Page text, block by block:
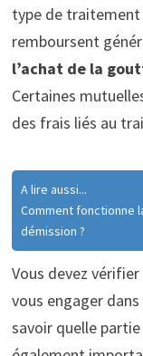
type de
remboursent
l’achat de la
Certaines
des frais liés au
A lire aussi...
Comment fonctionne
démission ?
Vous devez
vous engager
savoir quelle